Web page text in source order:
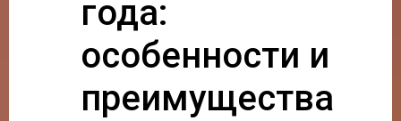
года:
особенности и
преимущества